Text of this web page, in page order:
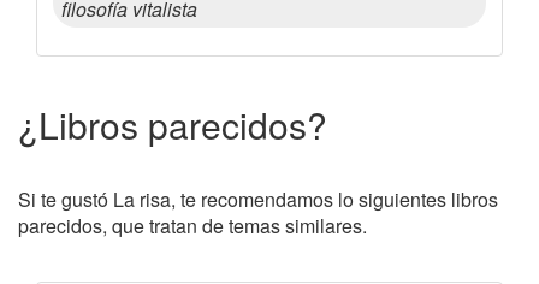
filosofía vitalista
¿Libros parecidos?
Si te gustó La risa, te recomendamos lo siguientes libros
parecidos, que tratan de temas similares.